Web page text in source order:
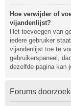
Hoe verwijder of
vijandenlijst?
Het toevoegen van
iedere gebruiker
vijandenlijst toe te
gebruikerspaneel,
dezelfde pagina kan
Forums